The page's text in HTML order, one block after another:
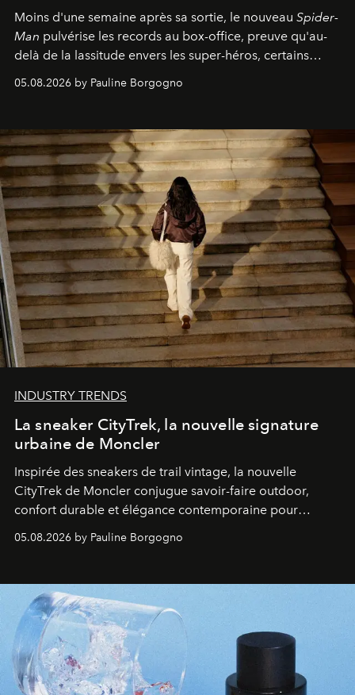
Moins d'une semaine après sa sortie, le nouveau Spider-
Man pulvérise les records au box-office, preuve qu'au-
delà de la lassitude envers les super-héros, certains
personnages continuent de susciter une ferveur intacte.
05.08.2026 by Pauline Borgogno
INDUSTRY TRENDS
La sneaker CityTrek, la nouvelle signature
urbaine de Moncler
Inspirée des sneakers de trail vintage, la nouvelle
CityTrek de Moncler conjugue savoir-faire outdoor,
confort durable et élégance contemporaine pour
accompagner les explorations du quotidien.
05.08.2026 by Pauline Borgogno